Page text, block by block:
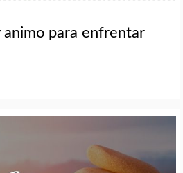
animo para enfrentar